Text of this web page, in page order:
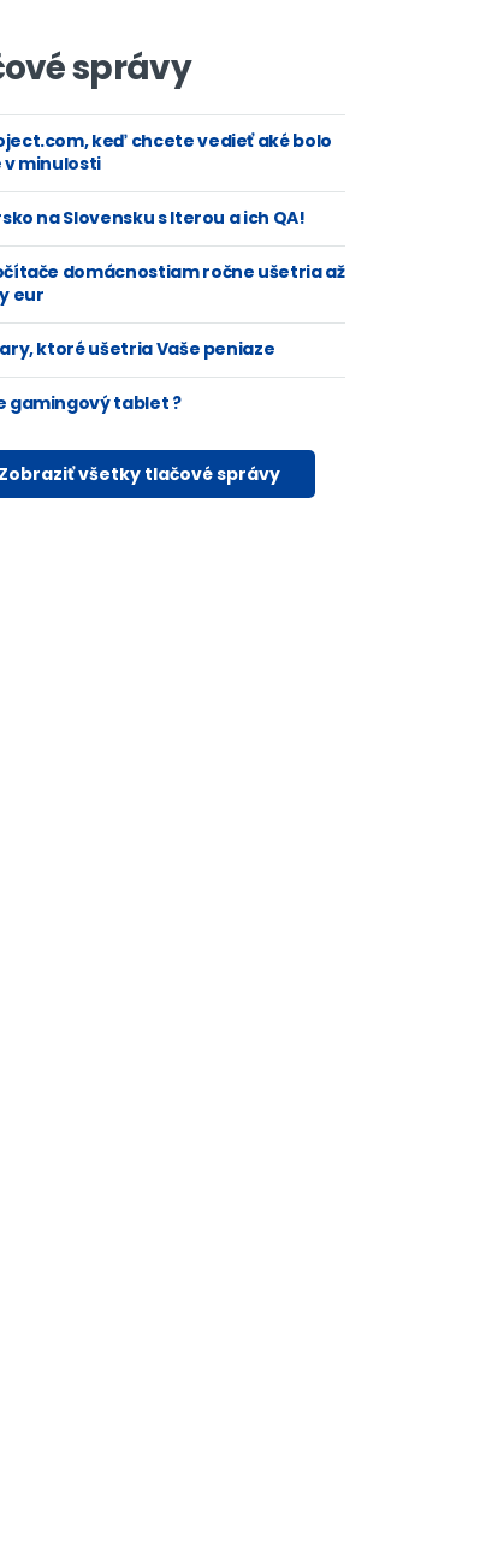
správy
keď chcete vedieť aké bolo
v minulosti
na Slovensku s Iterou a ich QA!
domácnostiam ročne ušetria až
eur
ktoré ušetria Vaše peniaze
gamingový tablet ?
Zobraziť všetky tlačové správy